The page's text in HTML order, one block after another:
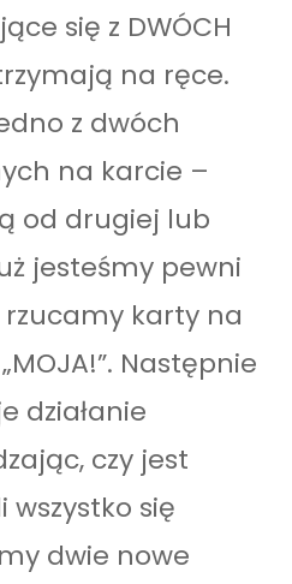
się z DWÓCH
na ręce.
z dwóch
na karcie –
od drugiej lub
jesteśmy pewni
karty na
Następnie
działanie
czy jest
wszystko się
dwie nowe